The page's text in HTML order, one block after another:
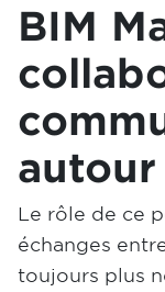
BIM
Le rôle de ce
échanges
toujours plus